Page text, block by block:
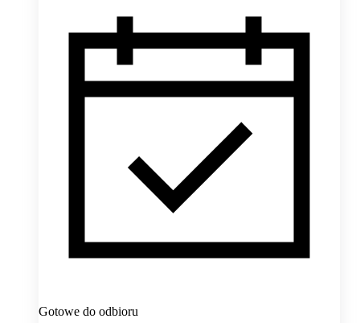
Gotowe do odbioru